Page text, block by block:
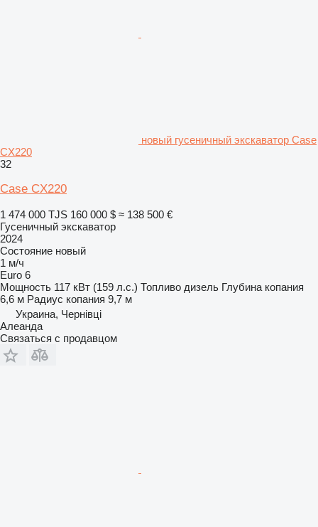
новый гусеничный экскаватор Case
CX220
32
Case CX220
1 474 000 TJS 160 000 $ ≈ 138 500 €
Гусеничный экскаватор
2024
Состояние новый
1 м/ч
Euro 6
Мощность 117 кВт (159 л.с.) Топливо дизель Глубина копания
6,6 м Радиус копания 9,7 м
Украина, Чернівці
Алеанда
Связаться с продавцом